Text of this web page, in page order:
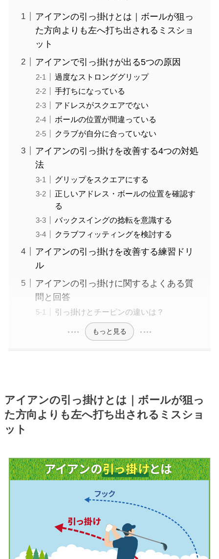
アイアンの引っ掛けとは｜ボールが狙っ
た方向よりも左へ打ち出されるミスショ
ット
アイアンで引っ掛けが出る5つの原因
過度なストロンググリップ
手打ちになっている
アドレスがスクエアでない
ボールの位置が間違っている
クラブが自分に合っていない
アイアンの引っ掛けを改善する4つの対処
法
グリップをスクエアにする
正しいアドレス・ボールの位置を確認す
る
バックスイングの捻転を意識する
クラブフィッティングを検討する
アイアンの引っ掛けを改善する練習ドリ
ル
アイアンの引っ掛けに関するよくある質
問と回答
引っ掛けとチーピンの違いは？
もっと見る
アイアンの引っ掛けとは｜ボールが狙っ
た方向よりも左へ打ち出されるミスショ
ット